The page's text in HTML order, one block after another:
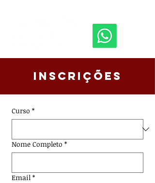
inscrições
Curso *
Nome Completo *
Email *